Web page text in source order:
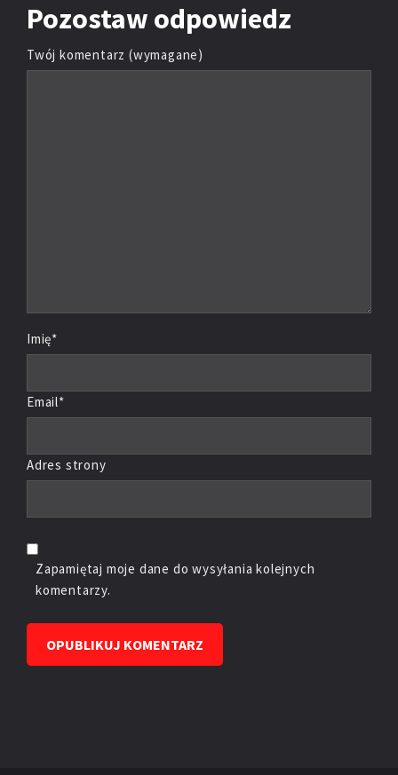
Pozostaw odpowiedz
Twój komentarz (wymagane)
Imię*
Email*
Adres strony
Zapamiętaj moje dane do wysyłania kolejnych
komentarzy.